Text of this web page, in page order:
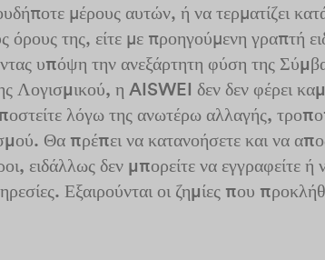
μέρους αυτών, ή να τερματίζει
της, είτε με προηγούμενη γραπτή
υπόψη την ανεξάρτητη φύση της
Λογισμικού, η AISWEI δεν δεν φέρει
λόγω της ανωτέρω αλλαγής,
Θα πρέπει να κατανοήσετε και να
ειδάλλως δεν μπορείτε να εγγραφείτε ή
Εξαιρούνται οι ζημίες που